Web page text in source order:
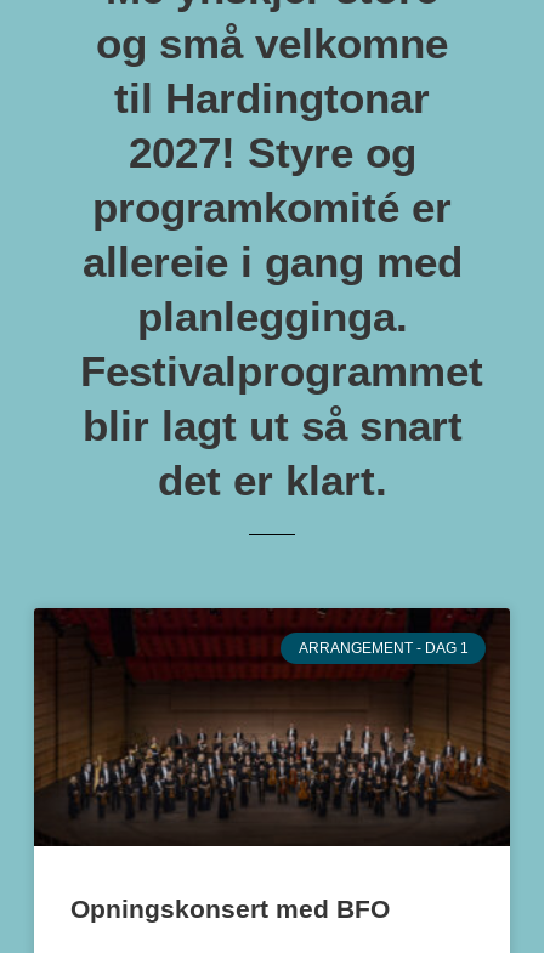
og små velkomne
til Hardingtonar
2027! Styre og
programkomité er
allereie i gang med
planlegginga.
Festivalprogrammet
blir lagt ut så snart
det er klart.
ARRANGEMENT - DAG 1
Opningskonsert med BFO